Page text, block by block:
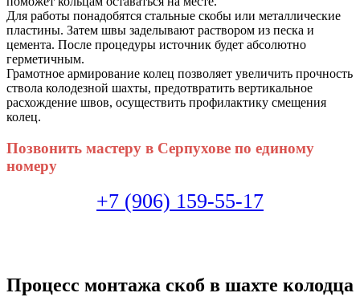
Для работы понадобятся стальные скобы или металлические
пластины. Затем швы заделывают раствором из песка и
цемента. После процедуры источник будет абсолютно
герметичным.
Грамотное армирование колец позволяет увеличить прочность
ствола колодезной шахты, предотвратить вертикальное
расхождение швов, осуществить профилактику смещения
колец.
Позвонить мастеру в Серпухове по единому
номеру
+7 (906) 159-55-17
Процесс монтажа скоб в шахте колодца